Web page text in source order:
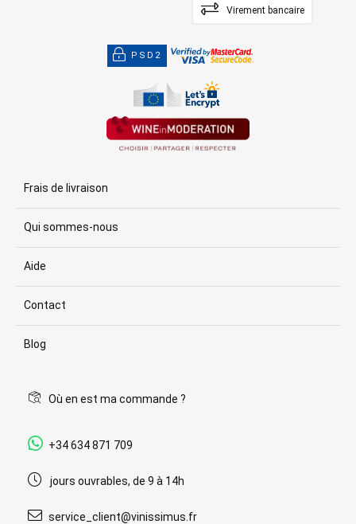
Virement bancaire
PSD2
Frais de livraison
Qui sommes-nous
Aide
Contact
Blog
Où en est ma commande ?
+34 634 871 709
jours ouvrables, de 9 à 14h
service_client@vinissimus.fr